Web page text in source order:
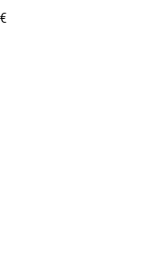
€